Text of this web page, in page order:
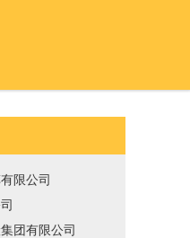
限公司
团有限公司